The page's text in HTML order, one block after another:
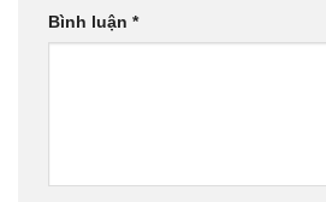
Bình luận *